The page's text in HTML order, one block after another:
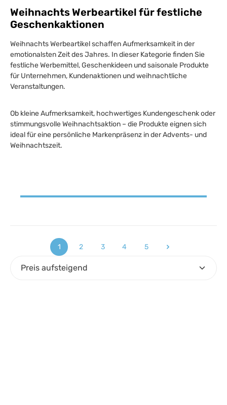
Weihnachts Werbeartikel für festliche
Geschenkaktionen
Weihnachts Werbeartikel schaffen Aufmerksamkeit in der
emotionalsten Zeit des Jahres. In dieser Kategorie finden Sie
festliche Werbemittel, Geschenkideen und saisonale Produkte
für Unternehmen, Kundenaktionen und weihnachtliche
Veranstaltungen.
Ob kleine Aufmerksamkeit, hochwertiges Kundengeschenk oder
stimmungsvolle Weihnachtsaktion – die Produkte eignen sich
ideal für eine persönliche Markenpräsenz in der Advents- und
Weihnachtszeit.
Seite
1
Seite
2
Seite
3
Seite
4
Seite
5